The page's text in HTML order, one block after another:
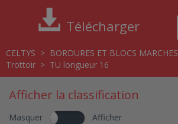
Télécharger
CELTYS > BORDURES ET BLOCS MARCHES
Trottoir > TU longueur 16
Afficher la classification
Masquer Afficher